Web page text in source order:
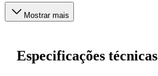
Mostrar mais
Especificações técnicas